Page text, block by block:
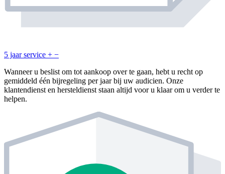
5 jaar service + −
Wanneer u beslist om tot aankoop over te gaan, hebt u recht op
gemiddeld één bijregeling per jaar bij uw audicien. Onze
klantendienst en hersteldienst staan altijd voor u klaar om u verder te
helpen.